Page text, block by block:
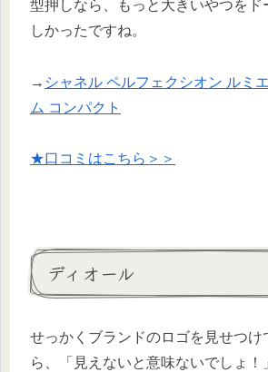
型押しなら、もっと大きいやつをド
しかったですね。
→ シャネル ペルフェクシオン ルミ
ム コンパクト
★口コミはこちら＞＞
ディオール
せっかくブランドのロゴを見せつけ
ら、「見えないと意味ないでしょ！